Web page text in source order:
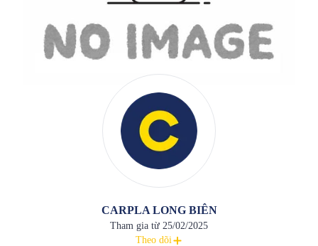
CARPLA LONG BIÊN
Tham gia từ 25/02/2025
Theo dõi